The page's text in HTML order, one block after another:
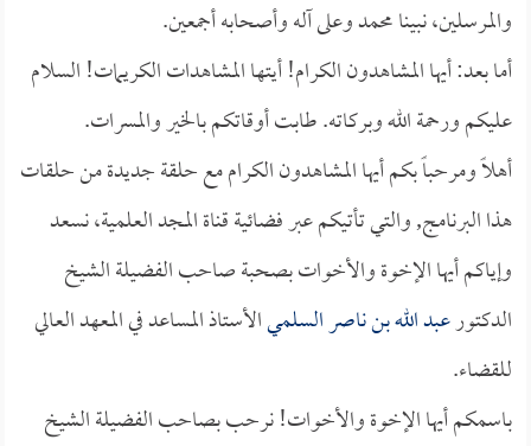
والمرسلين، نبينا محمد وعلى آله وأصحابه أجمعين.
أما بعد: أيها المشاهدون الكرام! أيتها المشاهدات الكريمات! السلام
عليكم ورحمة الله وبركاته. طابت أوقاتكم بالخير والمسرات.
أهلاً ومرحباً بكم أيها المشاهدون الكرام مع حلقة جديدة من حلقات
هذا البرنامج, والتي تأتيكم عبر فضائية قناة المجد العلمية، نسعد
وإياكم أيها الإخوة والأخوات بصحبة صاحب الفضيلة الشيخ
الدكتورعبد الله بن ناصر السلميالأستاذ المساعد في المعهد العالي
للقضاء.
باسمكم أيها الإخوة والأخوات! نرحب بصاحب الفضيلة الشيخ